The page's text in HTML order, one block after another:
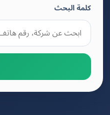
كلمة البحث